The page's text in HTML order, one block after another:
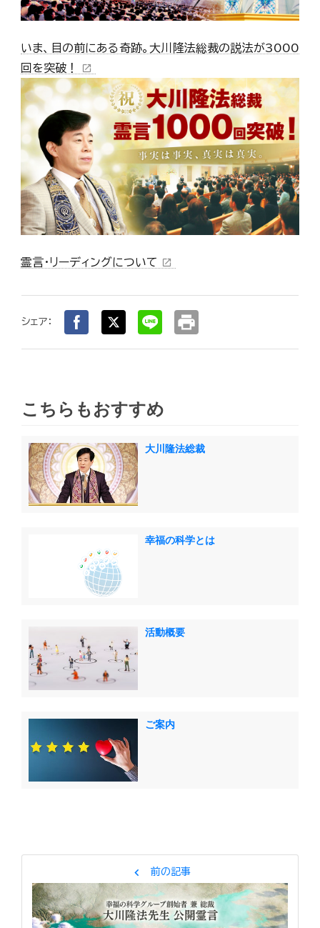
いま、目の前にある奇跡。大川隆法総裁の説法が3000
回を突破！
open_in_new
霊言・リーディングについて open_in_new
シェア： print
こちらもおすすめ
大川隆法総裁
幸福の科学とは
活動概要
ご案内
chevron_left 前の記事